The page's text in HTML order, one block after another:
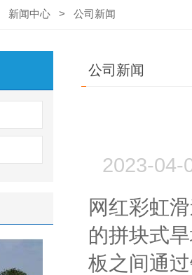
新闻中心 > 公司新闻
公司新闻
2023-
网红彩虹
的拼块式
板之间通